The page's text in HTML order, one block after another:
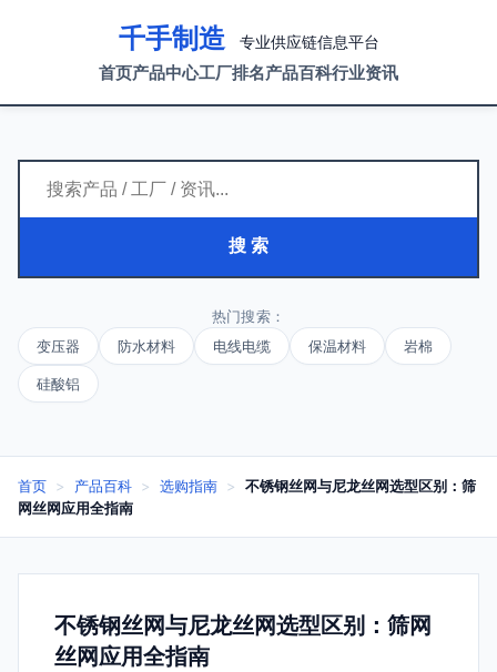
千手制造 专业供应链信息平台
首页产品中心工厂排名产品百科行业资讯
搜 索
热门搜索：
变压器
防水材料 电线电缆 保温材料 岩棉
硅酸铝
首页 > 产品百科 > 选购指南 >
不锈钢丝网与尼龙丝网选型区别：筛
网丝网应用全指南
不锈钢丝网与尼龙丝网选型区别：筛网
丝网应用全指南